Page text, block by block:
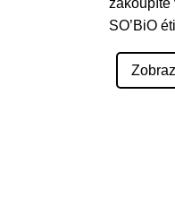
zakoupíte
SO’BiO